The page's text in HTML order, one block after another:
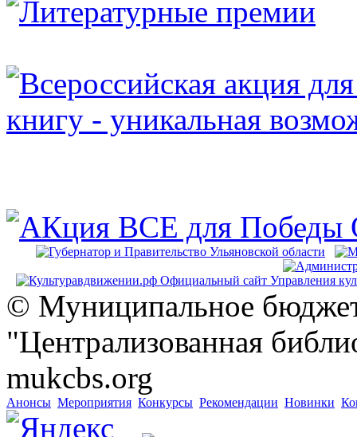
© Муниципальное
"Централизованная
mukcbs.org
Анонсы Мероприятия Конкурсы Рекомендации Новинки